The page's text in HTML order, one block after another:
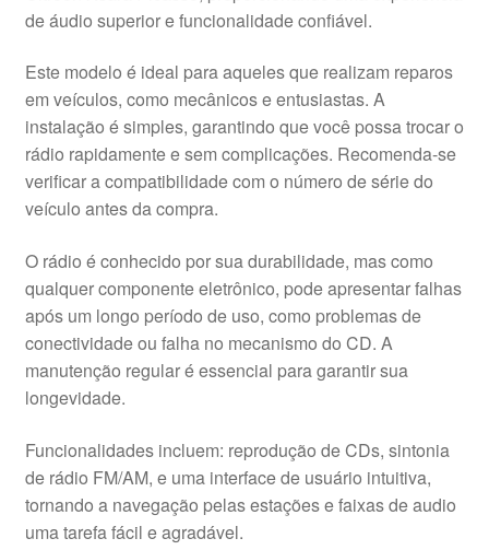
de áudio superior e funcionalidade confiável.
Este modelo é ideal para aqueles que realizam reparos
em veículos, como mecânicos e entusiastas. A
instalação é simples, garantindo que você possa trocar o
rádio rapidamente e sem complicações. Recomenda-se
verificar a compatibilidade com o número de série do
veículo antes da compra.
O rádio é conhecido por sua durabilidade, mas como
qualquer componente eletrônico, pode apresentar falhas
após um longo período de uso, como problemas de
conectividade ou falha no mecanismo do CD. A
manutenção regular é essencial para garantir sua
longevidade.
Funcionalidades incluem: reprodução de CDs, sintonia
de rádio FM/AM, e uma interface de usuário intuitiva,
tornando a navegação pelas estações e faixas de audio
uma tarefa fácil e agradável.